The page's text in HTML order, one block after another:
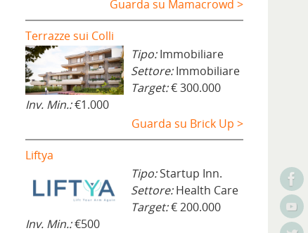
Guarda su Mamacrowd >
Terrazze sui Colli
Tipo:Immobiliare
Settore:Immobiliare
Target:€ 300.000
Inv. Min.:€1.000
Guarda su Brick Up >
Liftya
Tipo:Startup Inn.
Settore:Health Care
Target:€ 200.000
Inv. Min.:€500